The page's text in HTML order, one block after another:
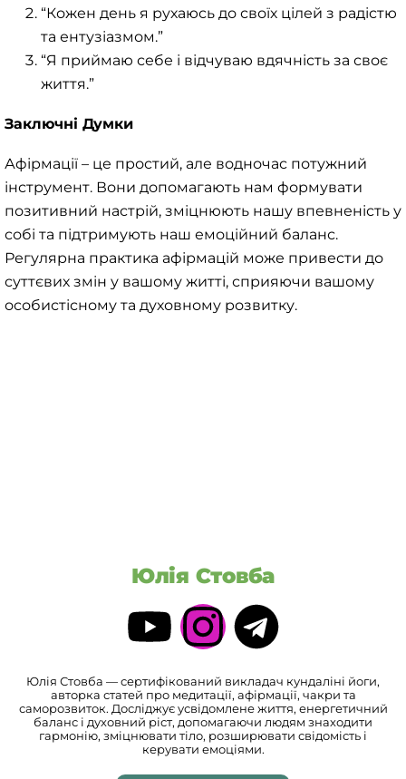
“Кожен день я рухаюсь до своїх цілей з радістю
та ентузіазмом.”
“Я приймаю себе і відчуваю вдячність за своє
життя.”
Заключні Думки
Афірмації – це простий, але водночас потужний
інструмент. Вони допомагають нам формувати
позитивний настрій, зміцнюють нашу впевненість у
собі та підтримують наш емоційний баланс.
Регулярна практика афірмацій може привести до
суттєвих змін у вашому житті, сприяючи вашому
особистісному та духовному розвитку.
Юлія Стовба
Юлія Стовба — сертифікований викладач кундаліні йоги,
авторка статей про медитації, афірмації, чакри та
саморозвиток. Досліджує усвідомлене життя, енергетичний
баланс і духовний ріст, допомагаючи людям знаходити
гармонію, зміцнювати тіло, розширювати свідомість і
керувати емоціями.